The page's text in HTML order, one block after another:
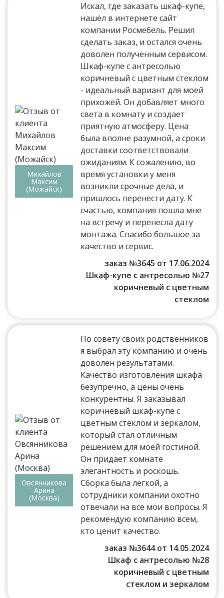
Михайлов
Максим
(Можайск)
Искал, где заказать шкаф-купе,
нашёл в интернете сайт
компании Росмебель. Решил
сделать заказ, и остался очень
доволен полученным сервисом.
Шкаф-купе с антресолью
коричневый с цветным стеклом
- идеальный вариант для моей
прихожей. Он добавляет много
света в комнату и создает
приятную атмосферу. Цена
была вполне разумной, а сроки
доставки соответствовали
ожиданиям. К сожалению, во
время установки у меня
возникли срочные дела, и
пришлось перенести дату. К
счастью, компания пошла мне
на встречу и перенесла дату
монтажа. Спасибо большое за
качество и сервис.
заказ №3645 от 17.06.2024
Шкаф-купе с антресолью №27
коричневый с цветным
стеклом
Овсянникова
Арина
(Москва)
По совету своих родственников
я выбрал эту компанию и очень
доволен результатами.
Качество изготовления шкафа
безупречно, а цены очень
конкурентны. Я заказывал
коричневый шкаф-купе с
цветным стеклом и зеркалом,
который стал отличным
решением для моей гостиной.
Он придает комнате
элегантность и роскошь.
Сборка была легкой, а
сотрудники компании охотно
отвечали на все мои вопросы. Я
рекомендую компанию всем,
кто ценит качество.
заказ №3644 от 14.05.2024
Шкаф с антресолью №28
коричневый с цветным
стеклом и зеркалом